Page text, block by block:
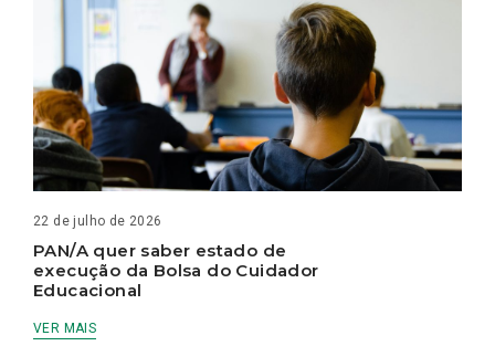
22 de julho de 2026
PAN/A quer saber estado de
execução da Bolsa do Cuidador
Educacional
VER MAIS